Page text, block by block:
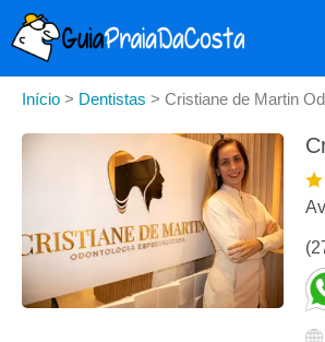
Início > Dentistas > Cristiane de Martin